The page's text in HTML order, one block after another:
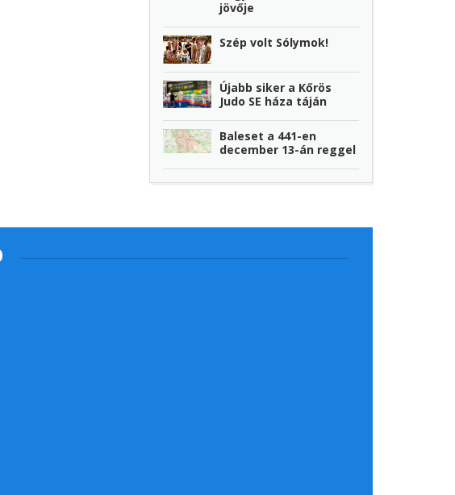
jövője
Szép volt Sólymok!
Újabb siker a Kőrös
Judo SE háza táján
Baleset a 441-en
december 13-án reggel